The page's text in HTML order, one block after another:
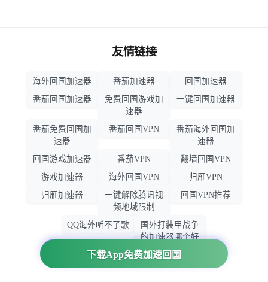
下载App免费加速回国
友情链接
海外回国加速器 番茄加速器
回国加速器
番茄回国加速器
免费回国游戏加
速器
一键回国加速器
番茄免费回国加
速器
番茄回国VPN
番茄海外回国加
速器
回国游戏加速器
番茄VPN
翻墙回国VPN
游戏加速器
海外回国VPN
归雁VPN
归雁加速器
一键解除腾讯视
频地域限制
回国VPN推荐
QQ海外听不了歌
国外打装甲战争
的加速器哪个好
用